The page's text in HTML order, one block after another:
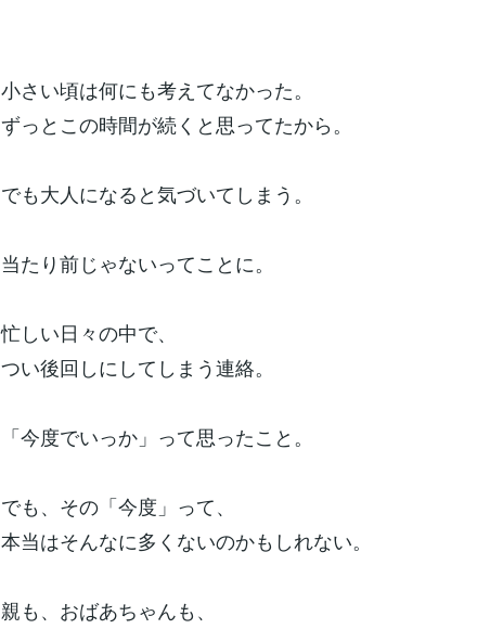
小さい頃は何にも考えてなかった。
ずっとこの時間が続くと思ってたから。
でも大人になると気づいてしまう。
当たり前じゃないってことに。
忙しい日々の中で、
つい後回しにしてしまう連絡。
「今度でいっか」って思ったこと。
でも、その「今度」って、
本当はそんなに多くないのかもしれない。
親も、おばあちゃんも、